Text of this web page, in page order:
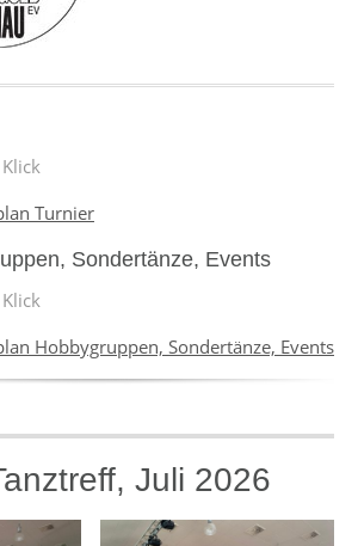
Turnier
Sondertänze, Events
Hobbygruppen, Sondertänze, Events
Juli 2026